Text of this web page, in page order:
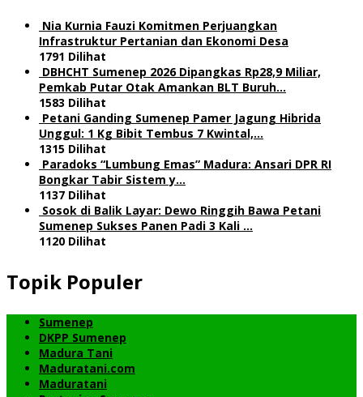
Nia Kurnia Fauzi Komitmen Perjuangkan
Infrastruktur Pertanian dan Ekonomi Desa
1791 Dilihat
DBHCHT Sumenep 2026 Dipangkas Rp28,9 Miliar,
Pemkab Putar Otak Amankan BLT Buruh…
1583 Dilihat
Petani Ganding Sumenep Pamer Jagung Hibrida
Unggul: 1 Kg Bibit Tembus 7 Kwintal,…
1315 Dilihat
Paradoks “Lumbung Emas” Madura: Ansari DPR RI
Bongkar Tabir Sistem y…
1137 Dilihat
Sosok di Balik Layar: Dewo Ringgih Bawa Petani
Sumenep Sukses Panen Padi 3 Kali …
1120 Dilihat
Topik Populer
Sumenep
DKPP Sumenep
Madura Tani
Maduratani.com
Maduratani